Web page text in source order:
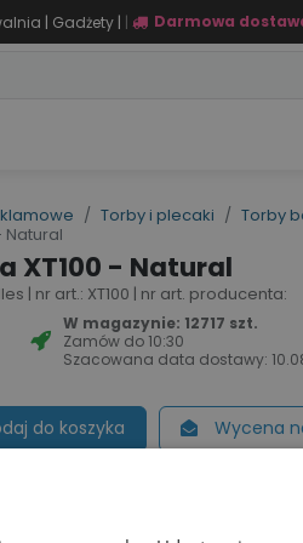
| Gadżety | | Darmowa
OFERTA
Torby i plecaki
Torby
Natural
XT100 - Natural
| nr art.: XT100 | nr art. producenta:
W magazynie: 12717 szt.
Zamów do 10:30
Szacowana data dostawy:
do koszyka Wycena